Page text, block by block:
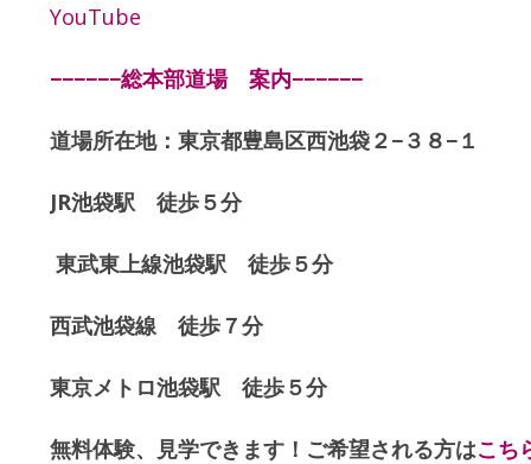
YouTube
−−−−−−総本部道場 案内−−−−−−
道場所在地：東京都豊島区西池袋２−３８−１
JR池袋駅 徒歩５分
東武東上線池袋駅 徒歩５分
西武池袋線 徒歩７分
東京メトロ池袋駅 徒歩５分
無料体験、見学できます！ご希望される方はこち